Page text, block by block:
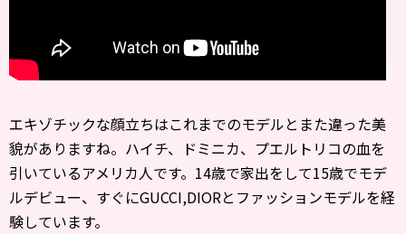
エキゾチックな顔立ちはこれまでのモデルとまた違った美
貌がありますね。ハイチ、ドミニカ、プエルトリコの血を
引いているアメリカ人です。14歳で家出をして15歳でモデ
ルデビュー、すぐにGUCCI,DIORとファッションモデルを経
験しています。